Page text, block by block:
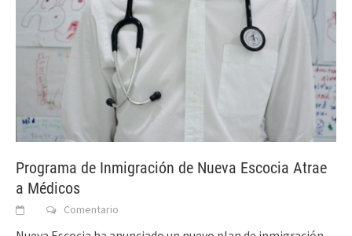
Programa de Inmigración de Nueva Escocia Atrae
a Médicos
Comentario